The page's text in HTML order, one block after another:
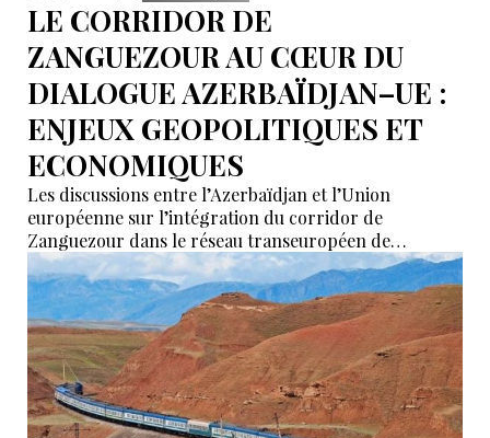
LE CORRIDOR DE
ZANGUEZOUR AU CŒUR DU
DIALOGUE AZERBAÏDJAN–UE :
ENJEUX GEOPOLITIQUES ET
ECONOMIQUES
Les discussions entre l’Azerbaïdjan et l’Union
européenne sur l’intégration du corridor de
Zanguezour dans le réseau transeuropéen de
transport (TEN-T) traduisent une évolution notable
de la coopération stratégique entre Bakou et
Bruxelles. La question a été abordée lors d’une
rencontre entre le ministre azerbaïdjanais du
Développement numérique et des Transports, Rachad
Nabiyev, et le directeur général de la Commission
européenne chargé de l’Élargissement et du
Voisinage oriental, Gert Jan Koopman.